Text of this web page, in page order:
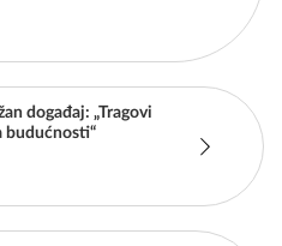
događaj: „Tragovi
budućnosti“